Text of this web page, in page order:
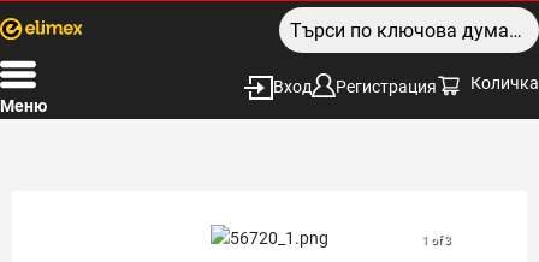
Меню
Вход Регистрация Количка
1 of 3